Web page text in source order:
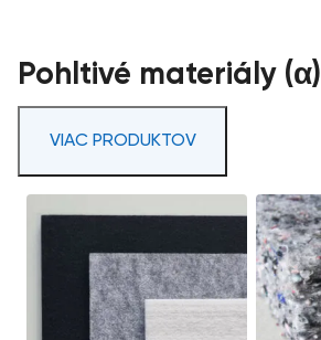
Pohltivé materiály (α)
VIAC PRODUKTOV